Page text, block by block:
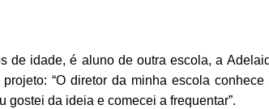
de idade, é aluno de outra escola, a
“O diretor da minha escola
gostei da ideia e comecei a frequentar”.